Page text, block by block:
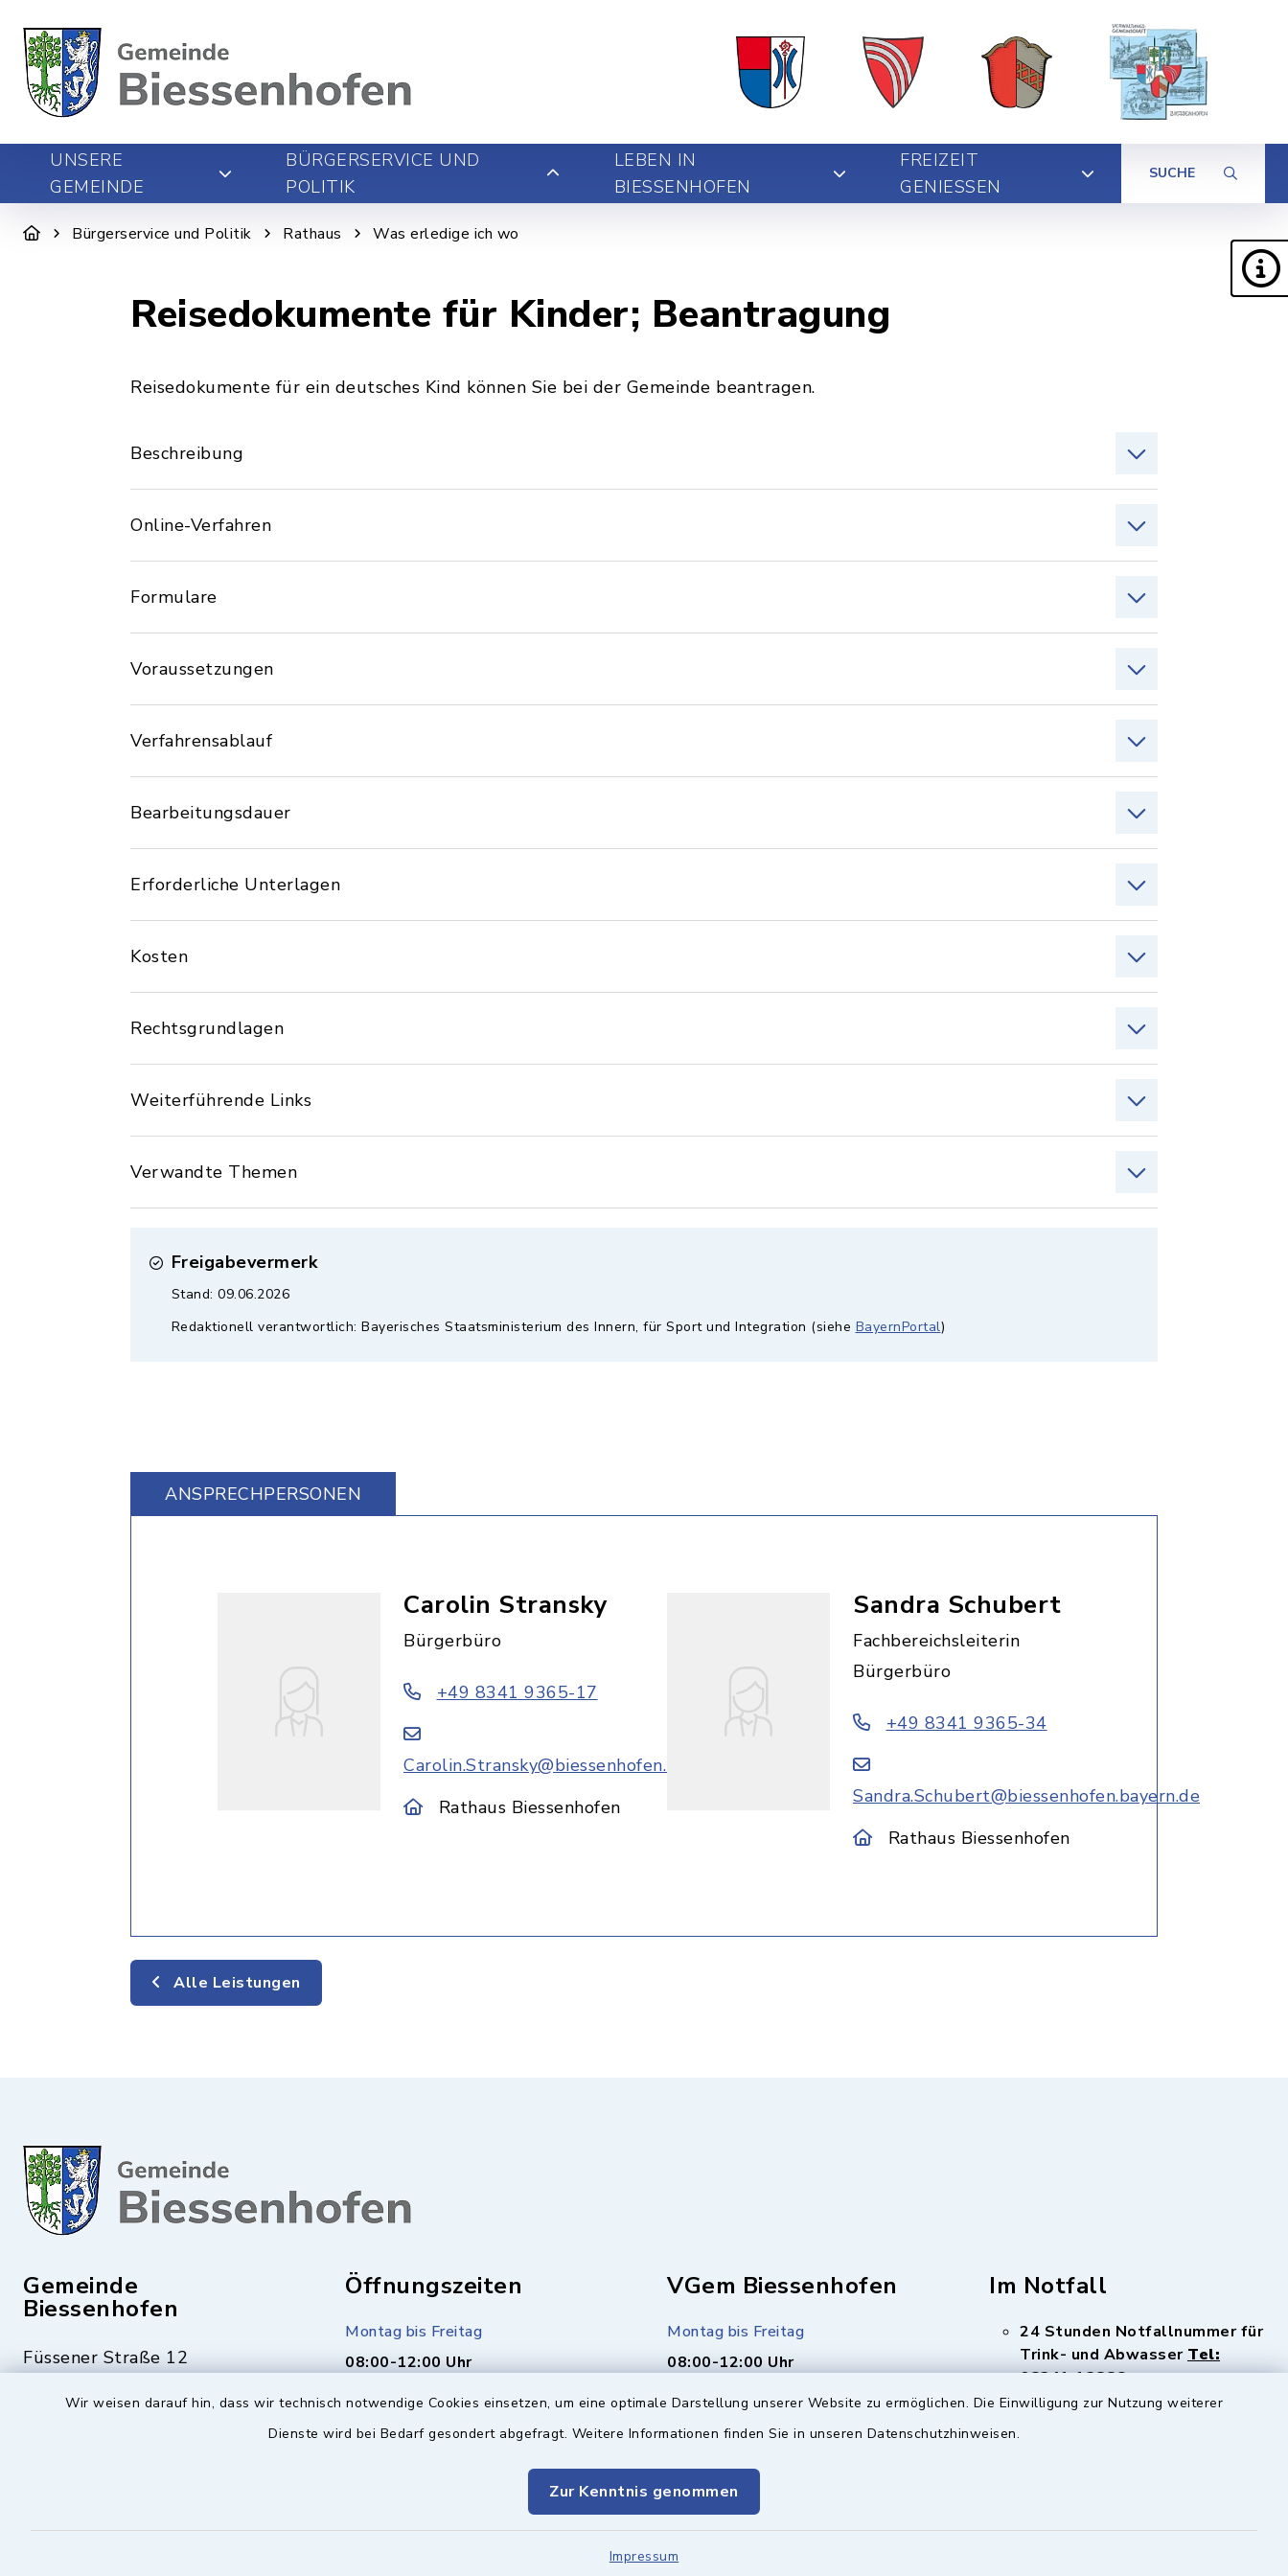
Wir weisen darauf hin, dass wir technisch notwendige Cookies einsetzen, um eine optimale Darstellung unserer Website zu ermöglichen. Die Einwilligung zur Nutzung weiterer
Dienste wird bei Bedarf gesondert abgefragt. Weitere Informationen finden Sie in unseren Datenschutzhinweisen.
Zur Kenntnis genommen
Impressum
UNSERE
GEMEINDE
BÜRGERSERVICE UND
POLITIK
LEBEN IN
BIESSENHOFEN
FREIZEIT
GENIESSEN
SUCHE
Bürgerservice und Politik Rathaus Was erledige ich wo
Reisedokumente für Kinder; Beantragung
Reisedokumente für ein deutsches Kind können Sie bei der Gemeinde beantragen.
Beschreibung
Online-Verfahren
Formulare
Voraussetzungen
Verfahrensablauf
Bearbeitungsdauer
Erforderliche Unterlagen
Kosten
Rechtsgrundlagen
Weiterführende Links
Verwandte Themen
Freigabevermerk
Stand: 09.06.2026
Redaktionell verantwortlich: Bayerisches Staatsministerium des Innern, für Sport und Integration (siehe BayernPortal)
ANSPRECHPERSONEN
Carolin Stransky
Bürgerbüro
+49 8341 9365-17
Carolin.Stransky@biessenhofen.bayern.de
Rathaus Biessenhofen
Sandra Schubert
Fachbereichsleiterin
Bürgerbüro
+49 8341 9365-34
Sandra.Schubert@biessenhofen.bayern.de
Rathaus Biessenhofen
Alle Leistungen
Gemeinde
Biessenhofen
Füssener Straße 12
Öffnungszeiten
Montag bis Freitag
08:00-12:00 Uhr
Montag (nur Bürgerbüro)
14:00-17:00 Uhr
VGem Biessenhofen
Montag bis Freitag
08:00-12:00 Uhr
Montag (nur Bürgerbüro)
14:00-17:00 Uhr
Mittwoch zusätzlich
16:00-18:00 Uhr
Im Notfall
24 Stunden Notfallnummer für
Trink- und Abwasser Tel:
08341 12886